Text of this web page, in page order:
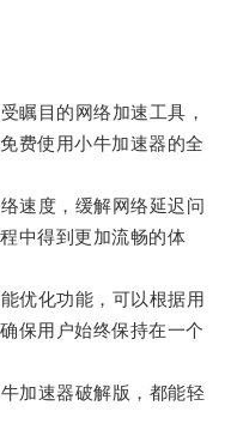
目的网络加速工具，
费使用小牛加速器的全
度，缓解网络延迟问
中得到更加流畅的体
化功能，可以根据用
保用户始终保持在一个
速器破解版，都能轻